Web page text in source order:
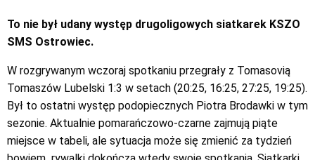
To nie był udany występ drugoligowych siatkarek KSZO
SMS Ostrowiec.
W rozgrywanym wczoraj spotkaniu przegrały z Tomasovią
Tomaszów Lubelski 1:3 w setach (20:25, 16:25, 27:25, 19:25).
Był to ostatni występ podopiecznych Piotra Brodawki w tym
sezonie. Aktualnie pomarańczowo-czarne zajmują piąte
miejsce w tabeli, ale sytuacja może się zmienić za tydzień